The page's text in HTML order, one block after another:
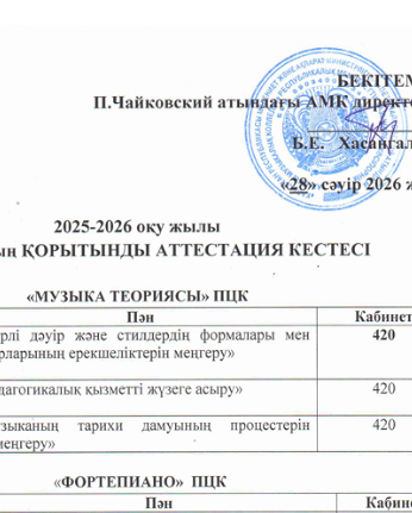
пения,
ДМШ
ДМШ
Хормейстер,
Звукооператор